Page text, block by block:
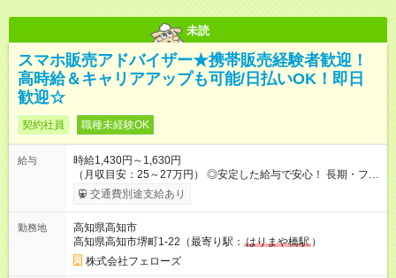
未読
スマホ販売アドバイザー★携帯販売経験者歓迎！
高時給＆キャリアアップも可能/日払いOK！即日
歓迎☆
契約社員 職種未経験OK
給与
時給1,430円～1,630円
（月収目安：25～27万円） ◎安定した給与で安心！ 長期・フル
タイムで勤務いただける方にお越しいただきたいと思っていま
す。シフトが削られることはないので、安定した給与が入りま
たいという人もいると思います。このあたりは柔軟に対応する
ので、お気軽にご相談ください！ ※2ヶ月の試用期間がありま
す。その間の給与・待遇に変更はありません。 【試用期間】試
用期間あり 試用期間の長さ：2ヶ月 雇用形態、給与は本採用時
交通費別途支給あり
勤務地
高知県高知市
高知県高知市堺町1-22（最寄り駅： はりまや橋駅 ）
株式会社フェローズ